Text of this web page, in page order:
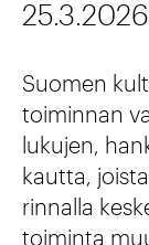
-
2
9
r
v
i
t
s
e
u
r
i
n
k
i
t
s
e
25.3.2026
Suomen
toiminnan
lukujen,
kautta,
rinnalla
toiminta